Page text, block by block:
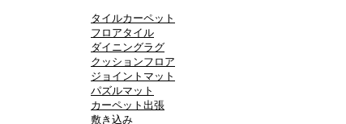
タイルカーペット
フロアタイル
ダイニングラグ
クッションフロア
ジョイントマット
パズルマット
カーペット出張
敷き込み